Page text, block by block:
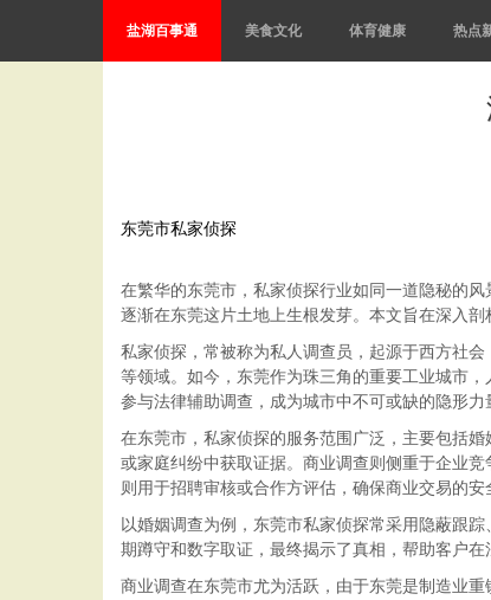
盐湖百事通 美食文化 体育健康 热点
东莞市私家侦探
在繁华的东莞市，私家侦探行业如同一道隐秘的
逐渐在东莞这片土地上生根发芽。本文旨在深入
私家侦探，常被称为私人调查员，起源于西方社
等领域。如今，东莞作为珠三角的重要工业城市
参与法律辅助调查，成为城市中不可或缺的隐形力
在东莞市，私家侦探的服务范围广泛，主要包括
或家庭纠纷中获取证据。商业调查则侧重于企业
则用于招聘审核或合作方评估，确保商业交易的安
以婚姻调查为例，东莞市私家侦探常采用隐蔽跟
期蹲守和数字取证，最终揭示了真相，帮助客户
商业调查在东莞市尤为活跃，由于东莞是制造业